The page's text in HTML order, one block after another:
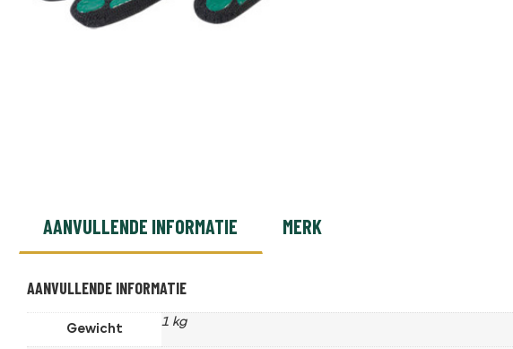
AANVULLENDE INFORMATIE MERK
AANVULLENDE INFORMATIE
Gewicht
1 kg